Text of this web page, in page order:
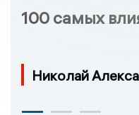
100 самых
Николай